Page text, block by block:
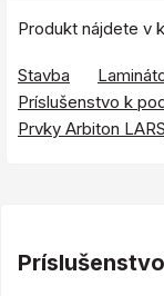
Produkt nájdete v
Stavba
Príslušenstvo k
Prvky Arbiton LARS
Príslušenstvo